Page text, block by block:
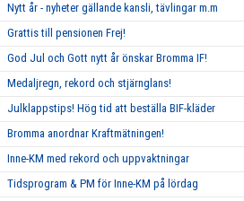
Nytt år - nyheter gällande kansli, tävlingar m.m
Grattis till pensionen Frej!
God Jul och Gott nytt år önskar Bromma IF!
Medaljregn, rekord och stjärnglans!
Julklappstips! Hög tid att beställa BIF-kläder
Bromma anordnar Kraftmätningen!
Inne-KM med rekord och uppvaktningar
Tidsprogram & PM för Inne-KM på lördag